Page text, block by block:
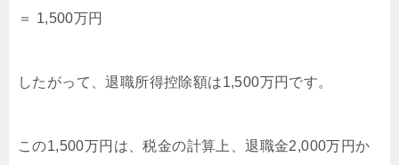
＝ 1,500万円
したがって、退職所得控除額は1,500万円です。
この1,500万円は、税金の計算上、退職金2,000万円か